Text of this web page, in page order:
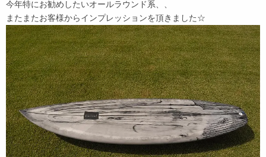
今年特にお勧めしたいオールラウンド系、、
またまたお客様からインプレッションを頂きました☆